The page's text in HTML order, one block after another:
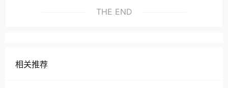
结构性依赖，在国际事务中秉持独立判断，尤其是不被
以“去风险”之名搞隐性“脱钩”。
THE END
相关推荐